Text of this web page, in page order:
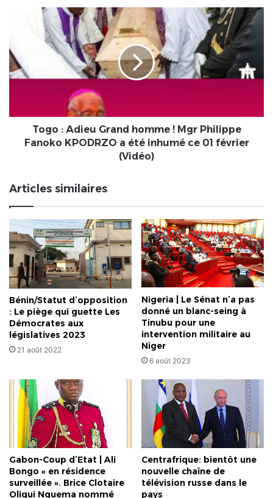
Grand
homme
!
Fanoko
KPODRZO
01
février
(Vidéo)
Togo : Adieu Grand homme ! Mgr Philippe
Fanoko KPODRZO a été inhumé ce 01 février
(Vidéo)
Articles similaires
Bénin/Statut d’opposition
: Le piège qui guette Les
Démocrates aux
législatives 2023
21 août 2022
Nigeria | Le Sénat n’a pas
donné un blanc-seing à
Tinubu pour une
intervention militaire au
Niger
6 août 2023
Gabon-Coup d’Etat | Ali
Bongo « en résidence
surveillée ». Brice Clotaire
Oligui Nguema nommé
Centrafrique: bientôt une
nouvelle chaîne de
télévision russe dans le
pays